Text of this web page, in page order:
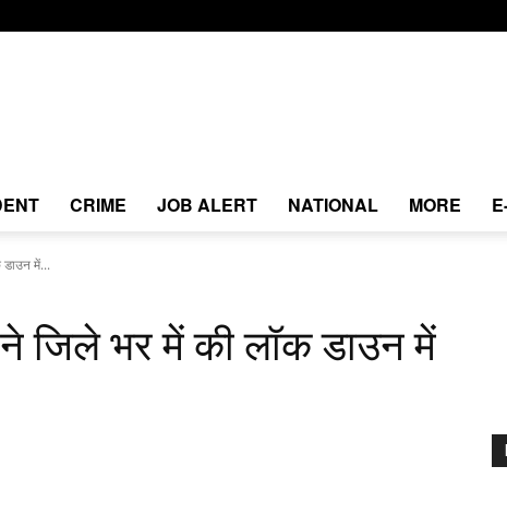
CRIME JOB ALERT NATIONAL MORE
डाउन में...
ने जिले भर में की लॉक डाउन में